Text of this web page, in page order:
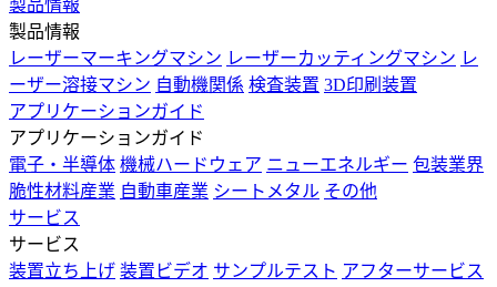
製品情報
製品情報
レーザーマーキングマシン レーザーカッティングマシン レ
ーザー溶接マシン 自動機関係 検査装置 3D印刷装置
アプリケーションガイド
アプリケーションガイド
電子・半導体 機械ハードウェア ニューエネルギー 包装業界
脆性材料産業 自動車産業 シートメタル その他
サービス
サービス
装置立ち上げ 装置ビデオ サンプルテスト アフターサービス